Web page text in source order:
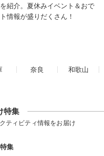
紹介。夏休みイベント＆おで
情報が盛りだくさん！
奈良
和歌山
特集
ティビティ情報をお届け
集